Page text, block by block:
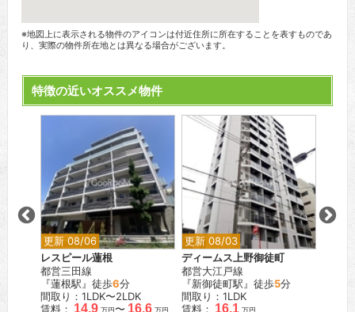
※地図上に表示される物件のアイコンは付近住所に所在することを表すものであ
り、実際の物件所在地とは異なる場合がございます。
特徴の近いオススメ物件
更新 08/06
レスピール蓮根
都営三田線
『蓮根駅』徒歩6分
間取り：1LDK〜2LDK
賃料： 14.9 万円〜 16.6 万円
更新 08/03
ディームス上野御徒町
都営大江戸線
『新御徒町駅』徒歩5分
間取り：1LDK
賃料： 16.1 万円
『門